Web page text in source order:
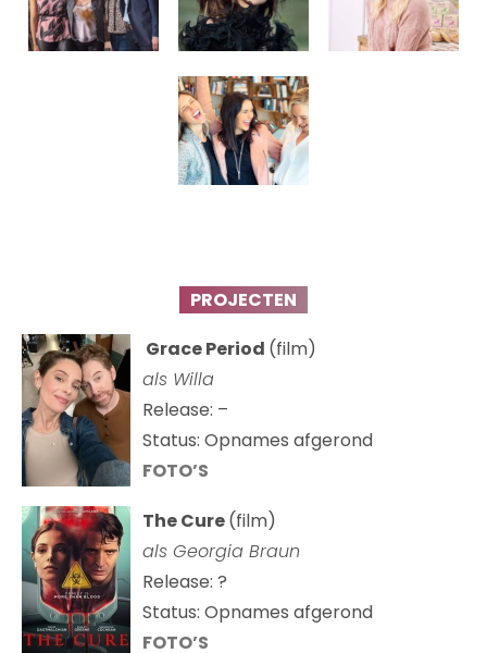
PROJECTEN
Grace Period (film)
als Willa
Release: –
Status: Opnames afgerond
FOTO’S
The Cure(film)
als Georgia Braun
Release: ?
Status: Opnames afgerond
FOTO’S